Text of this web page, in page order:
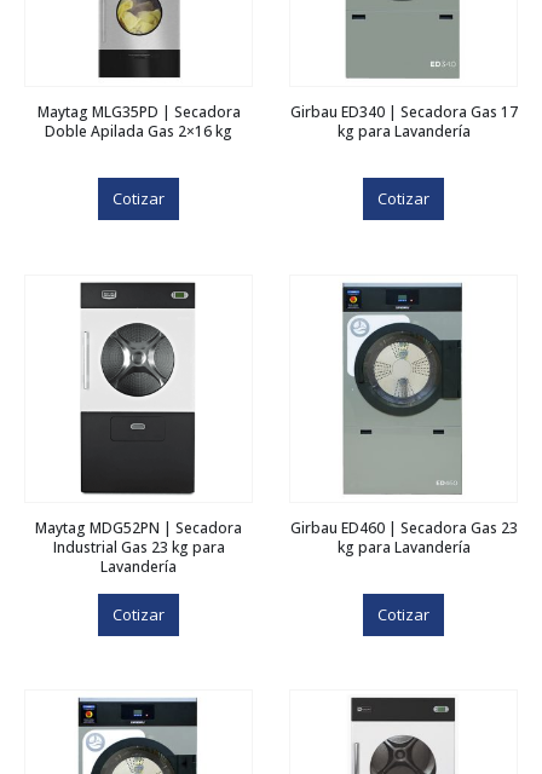
Maytag MLG35PD | Secadora
Doble Apilada Gas 2×16 kg
Cotizar
Girbau ED340 | Secadora Gas 17
kg para Lavandería
Cotizar
Maytag MDG52PN | Secadora
Industrial Gas 23 kg para
Lavandería
Cotizar
Girbau ED460 | Secadora Gas 23
kg para Lavandería
Cotizar